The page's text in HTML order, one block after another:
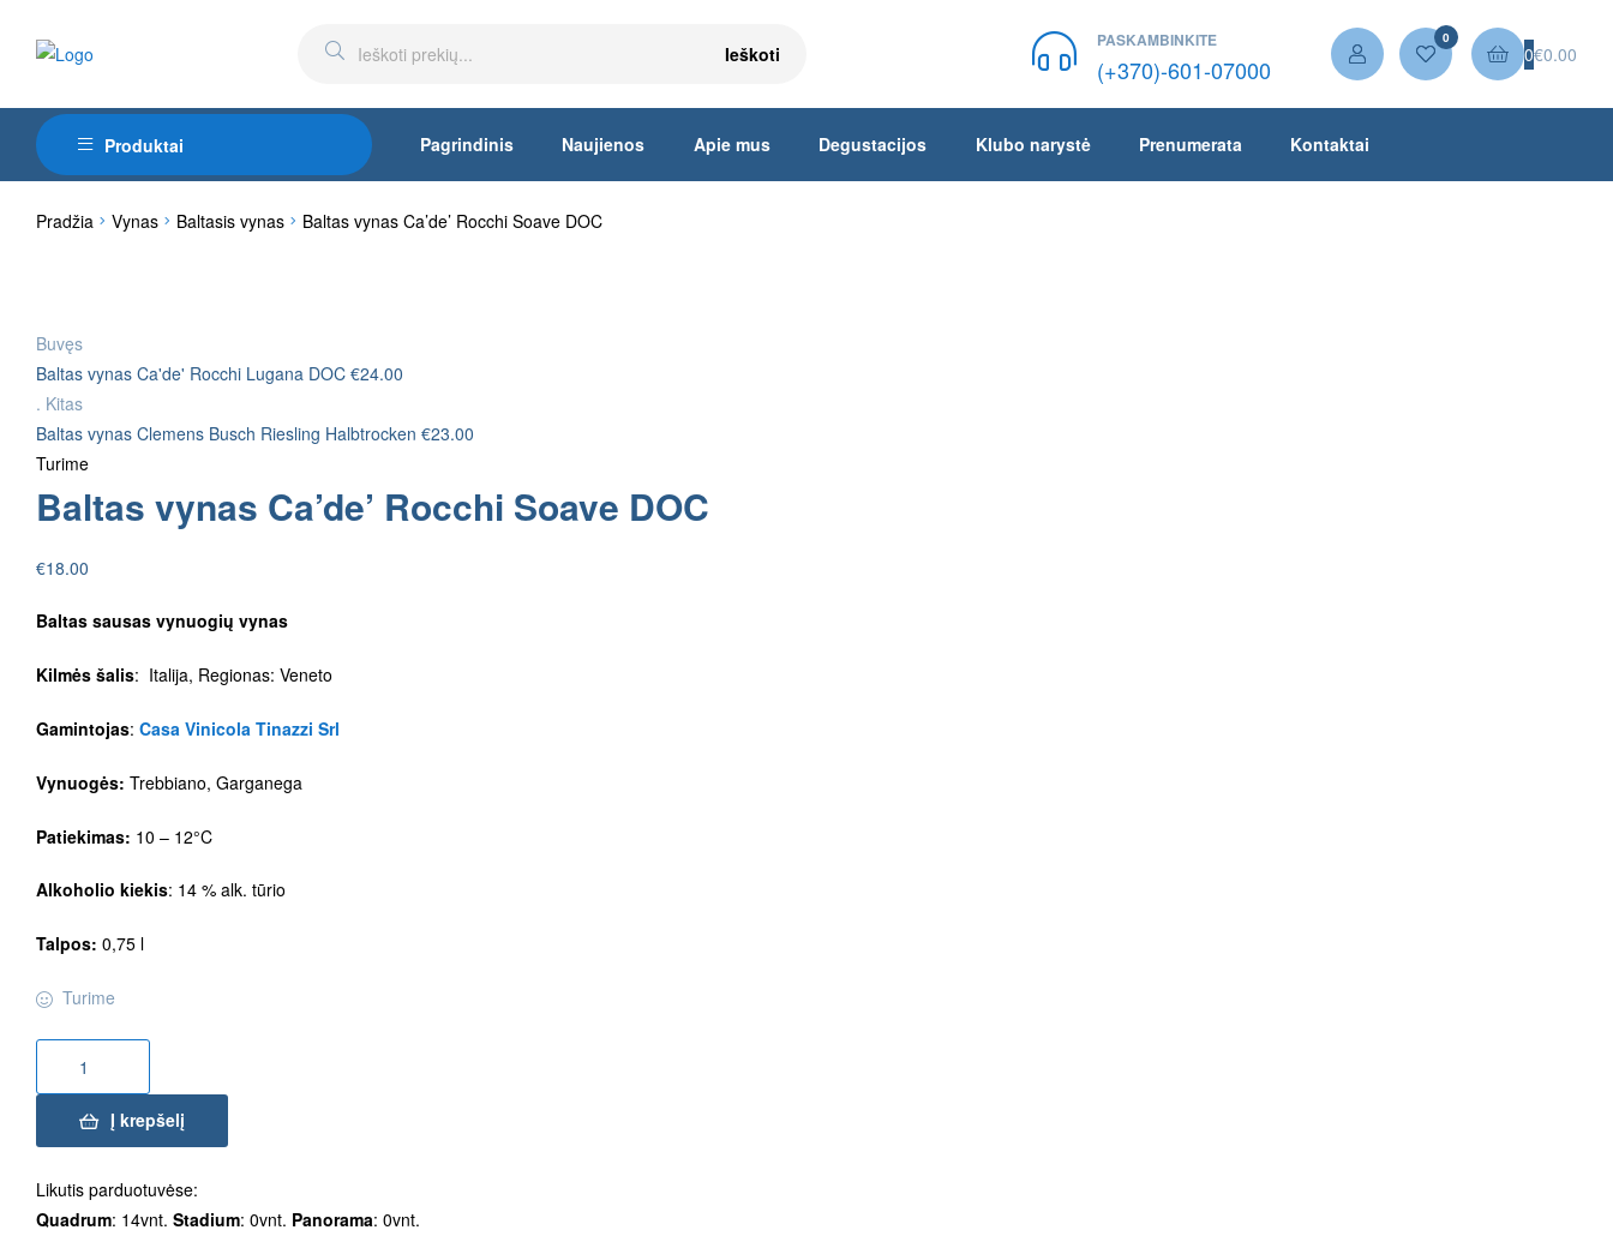
Ieškoti
PASKAMBINKITE
(+370)-601-07000
0
0€0.00
Produktai Pagrindinis Naujienos Apie mus Degustacijos Klubo narystė Prenumerata Kontaktai
Pradžia Vynas Baltasis vynas Baltas vynas Ca’de’ Rocchi Soave DOC
Buvęs
Baltas vynas Ca'de' Rocchi Lugana DOC €24.00
. Kitas
Baltas vynas Clemens Busch Riesling Halbtrocken €23.00
Turime
Baltas vynas Ca’de’ Rocchi Soave DOC
€18.00
Baltas sausas vynuogių vynas
Kilmės šalis: Italija, Regionas: Veneto
Gamintojas: Casa Vinicola Tinazzi Srl
Vynuogės: Trebbiano, Garganega
Patiekimas: 10 – 12°C
Alkoholio kiekis: 14 % alk. tūrio
Talpos: 0,75 l
Turime
Į krepšelį
Likutis parduotuvėse:
Quadrum: 14vnt. Stadium: 0vnt. Panorama: 0vnt.